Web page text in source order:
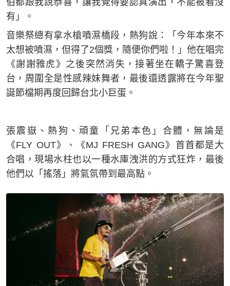
伯都跟我說恭喜，讓我覺得要認真演出，不能被看沒
有」。
音樂祭總有拿水槍噴濕橋段，熱狗說：「今年本來不
太想被噴濕，但得了2個獎，隨便你們啦！」他在唱完
《謝謝雅虎》之後突然消失，接著坐在轎子驚喜登
台，周圍全是性感辣妹舞者，最後還透露將在今年聖
誕節檔期再度回歸台北小巨蛋。
張震嶽、熱狗、頑童「兄弟本色」合體，無論是
《FLY OUT》、《MJ FRESH GANG》首首都是大
合唱，現場水柱也以一種水庫洩洪的方式狂炸，最後
他們以「搖落」將氣氛帶到最高點。